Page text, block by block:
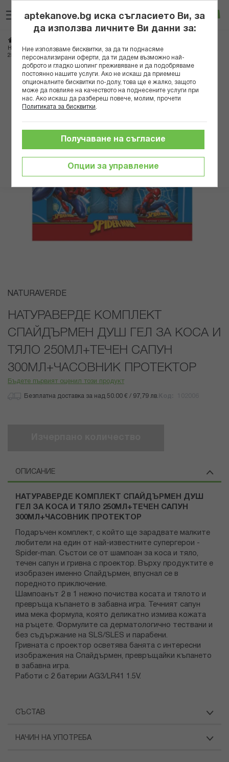
към
съдържанието
Вход
НАТУРАВЕРДЕ КОМПЛЕКТ СПАЙДЪРМЕН ДУШ ГЕЛ ЗА КОСА И ТЯЛО
250МЛ+ТЕЧЕН САПУН 300МЛ+ЧАСОВНИК ПРОТЕКТОР
Преминете
края
галерията
изображенията
Преминете
началото
галерия
със
снимки
NATURAVERDE
НАТУРАВЕРДЕ КОМПЛЕКТ
СПАЙДЪРМЕН ДУШ ГЕЛ ЗА КОСА И
ТЯЛО 250МЛ+ТЕЧЕН САПУН
300МЛ+ЧАСОВНИК ПРОТЕКТОР
Бъдете първият оценил този продукт
Безплатна доставка за над 50.00 € / 97,79 лв.
ОПИСАНИЕ
НАТУРАВЕРДЕ КОМПЛЕКТ СПАЙДЪРМЕН ДУШ
ГЕЛ ЗА КОСА И ТЯЛО 250МЛ+ТЕЧЕН САПУН
300МЛ+ЧАСОВНИК ПРОТЕКТОР
Подаръчен комплект, с който ще зарадвате малките
любители на един от най-известните супергерои -
Spider-man. Състои се от шампоан за коса и тяло,
течен сапун и гривна с проектор. Върху продуктите е
изобразен именно Спайдърмен, впуснал се в
поредното приключение.
Шампоанът 2 в 1 нежно почиства косата и тялото и
превръща къпането в забавна игра. Течният сапун
има мека формула, която деликатно измива кожата
на ръцете. Формулите са дерматологично тествани и
без съдържание на SLS/SLES и парабени.
Гривната с проектор осветява банята с интересни
изображения на Спайдърмен, превръщайки къпането
в забавна игра.
Работи с 2 батерии AG3/LR41 1.5V.
СЪСТАВ
НАЧИН НА УПОТРЕБА
aptekanove.bg иска съгласието Ви, за
да използва личните Ви данни за:
Ние използваме бисквитки, за да ти поднасяме
персонализирани оферти, да ти дадем възможно най-
доброто и гладко шопинг преживяване и да подобряваме
постоянно нашите услуги. Ако не искаш да приемеш
опционалните бисквитки по-долу, това ще е жалко, защото
може да повлияе на качеството на поднесените услуги при
нас. Ако искаш да разбереш повече, молим, прочети
Политиката за бисквитки
Опции за управление
Получаване на съгласие